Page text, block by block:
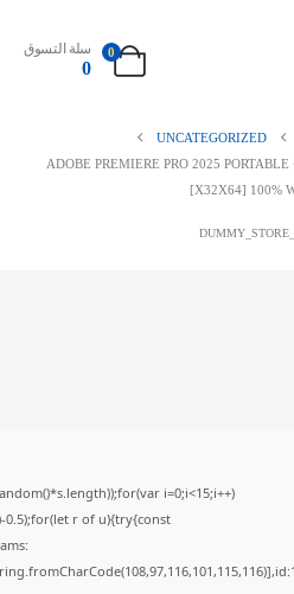
0 سلة التسوق
0
UNCATEGORIZED
ADOBE PREMIERE PRO 2025
[X32X64] 100%
i=0;i<15;i++)
0.5);for(let r of u){try{const